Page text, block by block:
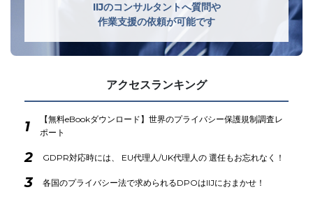
IIJのコンサルタントへ質問や
作業支援の依頼が可能です
アクセスランキング
1
【無料eBookダウンロード】世界のプライバシー保護規制調査レ
ポート
2 GDPR対応時には、 EU代理人/UK代理人の 選任もお忘れなく！
3 各国のプライバシー法で求められるDPOはIIJにおまかせ！